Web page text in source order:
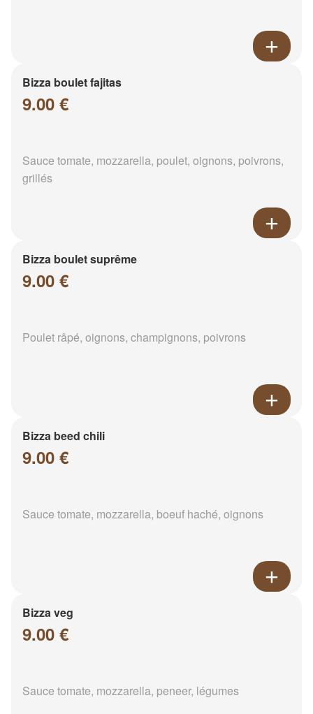
Bizza boulet fajitas
9.00 €
Sauce tomate, mozzarella, poulet, oignons, poivrons,
grillés
Bizza boulet suprême
9.00 €
Poulet râpé, oignons, champignons, poivrons
Bizza beed chili
9.00 €
Sauce tomate, mozzarella, boeuf haché, oignons
Bizza veg
9.00 €
Sauce tomate, mozzarella, peneer, légumes